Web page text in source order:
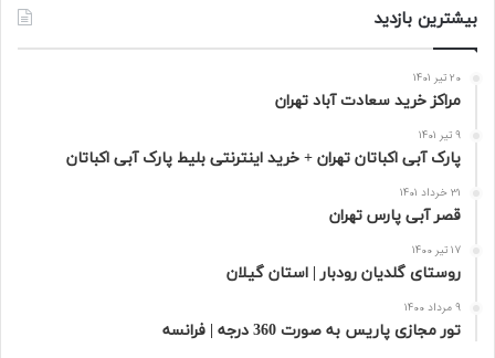
بیشترین بازدید
20 تیر 1401
مراکز خرید سعادت‌ آباد تهران
9 تیر 1401
پارک آبی اکباتان تهران + خرید اینترنتی بلیط پارک آبی اکباتان
31 خرداد 1401
قصر آبی پارس تهران
17 تیر 1400
روستای گلدیان رودبار | استان گیلان
9 مرداد 1400
تور مجازی پاریس به صورت 360 درجه | فرانسه